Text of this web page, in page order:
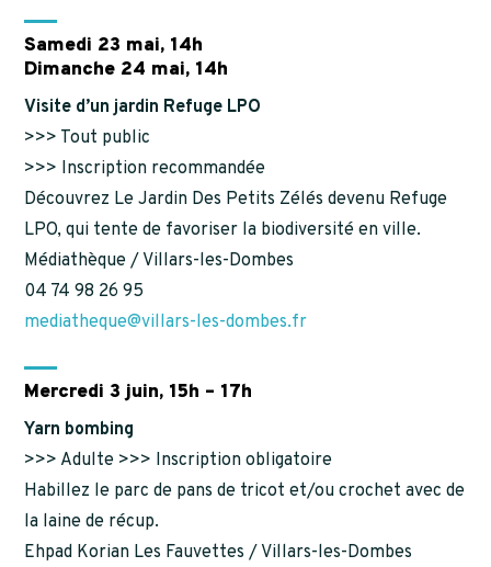
Samedi 23 mai, 14h
Dimanche 24 mai, 14h
Visite d’un jardin Refuge LPO
>>> Tout public
>>> Inscription recommandée
Découvrez Le Jardin Des Petits Zélés devenu Refuge
LPO, qui tente de favoriser la biodiversité en ville.
Médiathèque / Villars-les-Dombes
04 74 98 26 95
mediatheque@villars-les-dombes.fr
Mercredi 3 juin, 15h – 17h
Yarn bombing
>>> Adulte >>> Inscription obligatoire
Habillez le parc de pans de tricot et/ou crochet avec de
la laine de récup.
Ehpad Korian Les Fauvettes / Villars-les-Dombes